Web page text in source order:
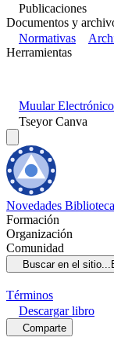
Publicaciones
Documentos y
Normativas
Herramientas
Muular Electrónico
Tseyor Canva
Novedades Biblioteca
Formación
Organización
Comunidad
Buscar en el sitio...
Términos
Descargarlibro
Comparte